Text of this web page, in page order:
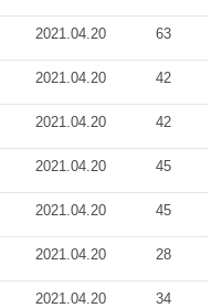
2021.04.20 63
2021.04.20 42
2021.04.20 42
2021.04.20 45
2021.04.20 45
2021.04.20 28
2021.04.20 34